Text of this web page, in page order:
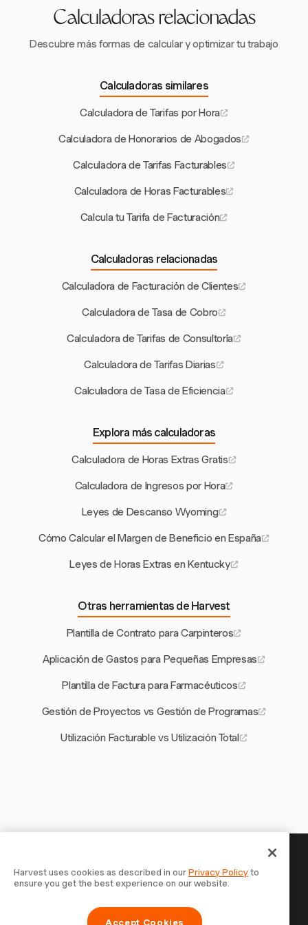
Calculadoras relacionadas
Descubre más formas de calcular y optimizar tu trabajo
Calculadoras similares
Calculadora de Tarifas por Hora
Calculadora de Honorarios de Abogados
Calculadora de Tarifas Facturables
Calculadora de Horas Facturables
Calcula tu Tarifa de Facturación
Calculadoras relacionadas
Calculadora de Facturación de Clientes
Calculadora de Tasa de Cobro
Calculadora de Tarifas de Consultoría
Calculadora de Tarifas Diarias
Calculadora de Tasa de Eficiencia
Explora más calculadoras
Calculadora de Horas Extras Gratis
Calculadora de Ingresos por Hora
Leyes de Descanso Wyoming
Cómo Calcular el Margen de Beneficio en España
Leyes de Horas Extras en Kentucky
Otras herramientas de Harvest
Plantilla de Contrato para Carpinteros
Aplicación de Gastos para Pequeñas Empresas
Plantilla de Factura para Farmacéuticos
Gestión de Proyectos vs Gestión de Programas
Utilización Facturable vs Utilización Total
Tu tiempo merece ser registrado —
empieza ahora
Únete a más de 70.000 empresas que registran tiempo,
Harvest uses cookies as described in ourPrivacy Policyto
ensure you get the best experience on our website.
Accept Cookies